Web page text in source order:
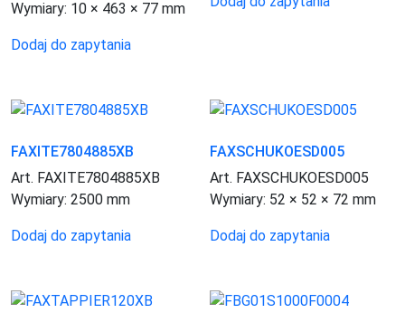
Wymiary: 10 × 463 × 77 mm
Dodaj do zapytania
FAXITE7804885XB
Art. FAXITE7804885XB
Wymiary: 2500 mm
Dodaj do zapytania
FAXSCHUKOESD005
Art. FAXSCHUKOESD005
Wymiary: 52 × 52 × 72 mm
Dodaj do zapytania